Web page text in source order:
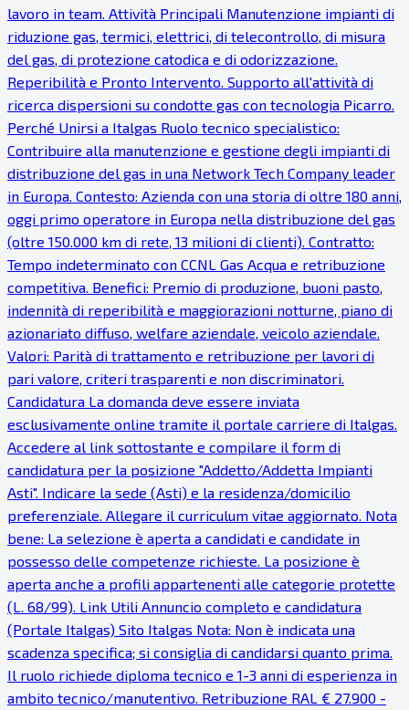
lavoro in team. Attività Principali Manutenzione impianti di
riduzione gas, termici, elettrici, di telecontrollo, di misura
del gas, di protezione catodica e di odorizzazione.
Reperibilità e Pronto Intervento. Supporto all'attività di
ricerca dispersioni su condotte gas con tecnologia Picarro.
Perché Unirsi a Italgas Ruolo tecnico specialistico:
Contribuire alla manutenzione e gestione degli impianti di
distribuzione del gas in una Network Tech Company leader
in Europa. Contesto: Azienda con una storia di oltre 180 anni,
oggi primo operatore in Europa nella distribuzione del gas
(oltre 150.000 km di rete, 13 milioni di clienti). Contratto:
Tempo indeterminato con CCNL Gas Acqua e retribuzione
competitiva. Benefici: Premio di produzione, buoni pasto,
indennità di reperibilità e maggiorazioni notturne, piano di
azionariato diffuso, welfare aziendale, veicolo aziendale.
Valori: Parità di trattamento e retribuzione per lavori di
pari valore, criteri trasparenti e non discriminatori.
Candidatura La domanda deve essere inviata
esclusivamente online tramite il portale carriere di Italgas.
Accedere al link sottostante e compilare il form di
candidatura per la posizione "Addetto/Addetta Impianti
Asti". Indicare la sede (Asti) e la residenza/domicilio
preferenziale. Allegare il curriculum vitae aggiornato. Nota
bene: La selezione è aperta a candidati e candidate in
possesso delle competenze richieste. La posizione è
aperta anche a profili appartenenti alle categorie protette
(L. 68/99). Link Utili Annuncio completo e candidatura
(Portale Italgas) Sito Italgas Nota: Non è indicata una
scadenza specifica; si consiglia di candidarsi quanto prima.
Il ruolo richiede diploma tecnico e 1-3 anni di esperienza in
ambito tecnico/manutentivo. Retribuzione RAL € 27.900 -